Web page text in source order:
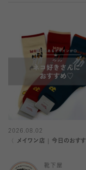
2026.08.02
〈 メイワン店｜今日のおす
靴下屋